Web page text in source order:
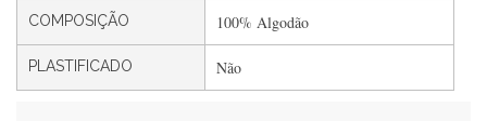
COMPOSIÇÃO 100% Algodão
PLASTIFICADO Não